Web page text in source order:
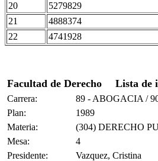
20 5279829
21 4888374
22 4741928
Facultad de Derecho Lista de
Carrera:
89 - ABOGACIA /
Plan:
1989
Materia:
(304) DERECHO
Mesa:
4
Presidente:
Vazquez, Cristina